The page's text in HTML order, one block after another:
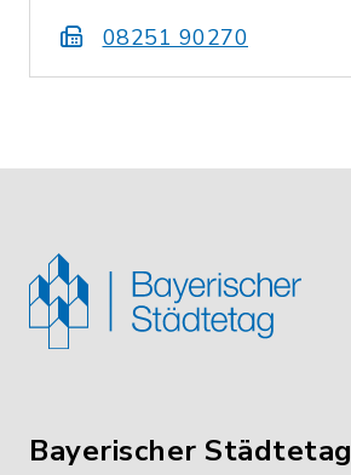
08251 90270
Bayerischer Städtetag